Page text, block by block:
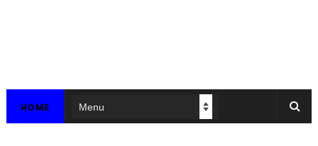
HOME